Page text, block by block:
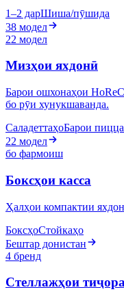
1–2 дарШиша/пӯшида
38 модел
22 модел
Мизҳои яхдонӣ
Барои ошхонаҳои
бо рӯи хунукшаванда.
СаладеттаҳоБарои пицца
22 модел
бо фармоиш
Боксҳои касса
Ҳалҳои компактии
БоксҳоСтойкаҳо
Бештар донистан
4 бренд
Стеллажҳои